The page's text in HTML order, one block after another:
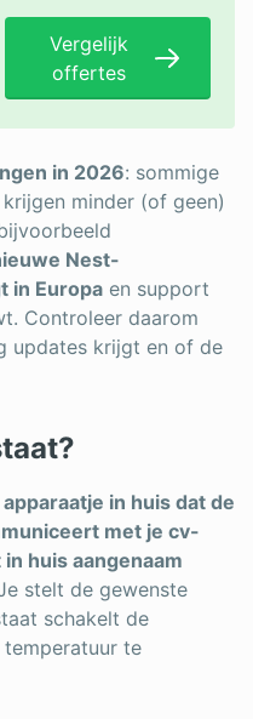
Vergelijk
offertes
in 2026: sommige
minder (of geen)
Nest-
in Europa en support
Controleer daarom
updates krijgt en of de
in huis dat de
met je cv-
huis aangenaam
stelt de gewenste
schakelt de
te